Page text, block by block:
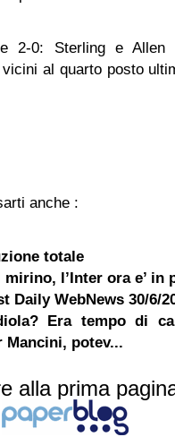
2-0: Sterling e Allen
al quarto posto
anche :
totale
l’Inter ora e’ in
Daily WebNews 30/6/
Era tempo di
Mancini, potev...
alla prima